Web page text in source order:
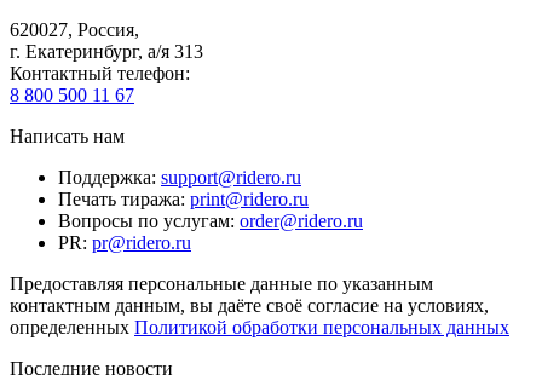
620027, Россия,
г. Екатеринбург, а/я 313
Контактный телефон:
8 800 500 11 67
Написать нам
Поддержка: support@ridero.ru
Печать тиража: print@ridero.ru
Вопросы по услугам: order@ridero.ru
PR: pr@ridero.ru
Предоставляя персональные данные по указанным
контактным данным, вы даёте своё согласие на условиях,
определенных Политикой обработки персональных данных
Последние новости